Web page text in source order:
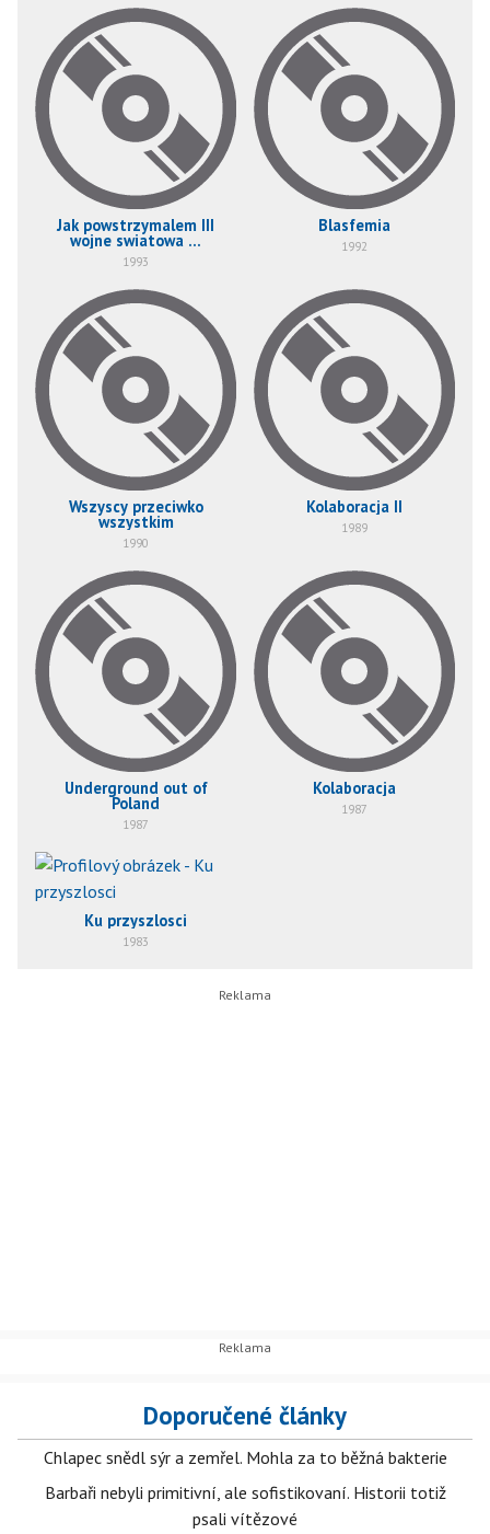
Jak powstrzymalem III
wojne swiatowa ...
1993
Blasfemia
1992
Wszyscy przeciwko
wszystkim
1990
Kolaboracja II
1989
Underground out of
Poland
1987
Kolaboracja
1987
Ku przyszlosci
1983
Doporučené články
Chlapec snědl sýr a zemřel. Mohla za to běžná bakterie
Barbaři nebyli primitivní, ale sofistikovaní. Historii totiž
psali vítězové